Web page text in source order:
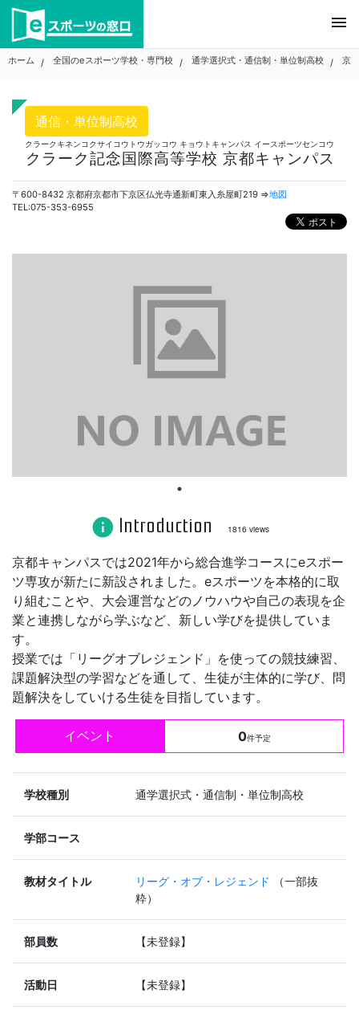
Skip
content
menu
ホーム 全国のeスポーツ学校・専門校 通学選択式・通信制・単位制高校 京
通信・単位制高校
クラーク記念国際高等学校 京都キャンパス
クラークキネンコクサイコウトウガッコウ キョウトキャンパス イースポーツセンコウ
〒600-8432 京都府京都市下京区仏光寺通新町東入糸屋町219 ⇒地図
TEL:075-353-6955
info Introduction 1816 views
京都キャンパスでは2021年から総合進学コースにeスポー
ツ専攻が新たに新設されました。eスポーツを本格的に取
り組むことや、大会運営などのノウハウや自己の表現を企
業と連携しながら学ぶなど、新しい学びを提供していま
す。
授業では「リーグオブレジェンド」を使っての競技練習、
課題解決型の学習などを通して、生徒が主体的に学び、問
題解決をしていける生徒を目指しています。
イベント 0件予定
学校種別 通学選択式・通信制・単位制高校
学部コース
教材タイトル リーグ・オブ・レジェンド
（一部抜
粋）
部員数 【未登録】
活動日 【未登録】